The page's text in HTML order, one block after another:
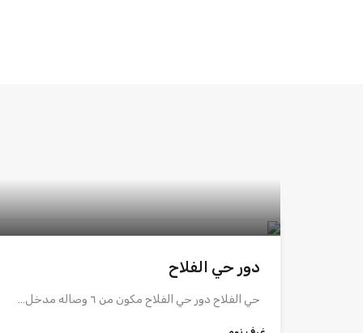
دور حي الفلاح
حي الفلاح دور حي الفلاح مكون من ٦ وصاله مدخل…